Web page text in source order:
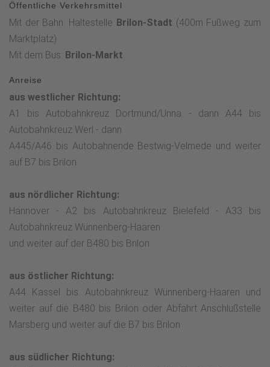
Öffentliche Verkehrsmittel
Mit der Bahn: Haltestelle Brilon-Stadt (400m Fußweg zum
Marktplatz)
Mit dem Bus: Brilon-Markt
Anreise
aus westlicher Richtung:
A1 bis Autobahnkreuz Dortmund/Unna - dann A44 bis
Autobahnkreuz Werl - dann
A445/A46 bis Autobahnende Bestwig-Velmede und weiter
auf B7 bis Brilon
aus nördlicher Richtung:
Hannover - A2 bis Autobahnkreuz Bielefeld - A33 bis
Autobahnkreuz Wünnenberg-Haaren
und weiter auf der B480 bis Brilon
aus östlicher Richtung:
A44 Kassel bis Autobahnkreuz Wünnenberg-Haaren und
weiter auf die B480 bis Brilon oder Abfahrt Anschlußstelle
Marsberg und weiter auf die B7 bis Brilon
aus südlicher Richtung: